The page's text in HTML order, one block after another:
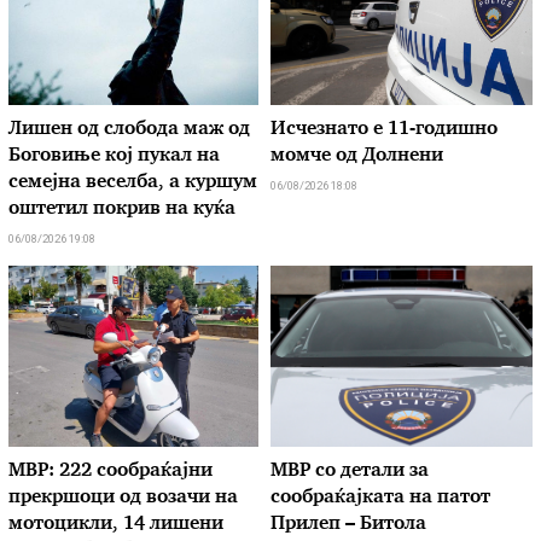
Лишен од слобода маж од
Боговиње кој пукал на
семејна веселба, а куршум
оштетил покрив на куќа
06/08/2026 19:08
Исчезнато е 11-годишно
момче од Долнени
06/08/2026 18:08
МВР: 222 сообраќајни
прекршоци од возачи на
мотоцикли, 14 лишени
МВР со детали за
сообраќајката на патот
Прилеп – Битола